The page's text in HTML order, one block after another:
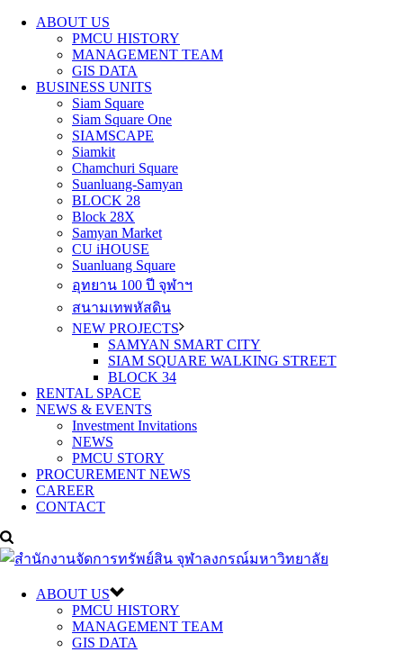
ABOUT US
PMCU HISTORY
MANAGEMENT TEAM
GIS DATA
BUSINESS UNITS
Siam Square
Siam Square One
SIAMSCAPE
Siamkit
Chamchuri Square
Suanluang-Samyan
BLOCK 28
Block 28X
Samyan Market
CU iHOUSE
Suanluang Square
อุทยาน 100 ปี จุฬาฯ
สนามเทพหัสดิน
NEW PROJECTS
SAMYAN SMART CITY
SIAM SQUARE WALKING STREET
BLOCK 34
RENTAL SPACE
NEWS & EVENTS
Investment Invitations
NEWS
PMCU STORY
PROCUREMENT NEWS
CAREER
CONTACT
ABOUT US
PMCU HISTORY
MANAGEMENT TEAM
GIS DATA